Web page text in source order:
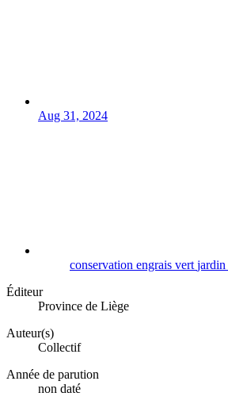
Aug 31, 2024
conservation engrais vert jardin
Éditeur
Province de Liège
Auteur(s)
Collectif
Année de parution
non daté